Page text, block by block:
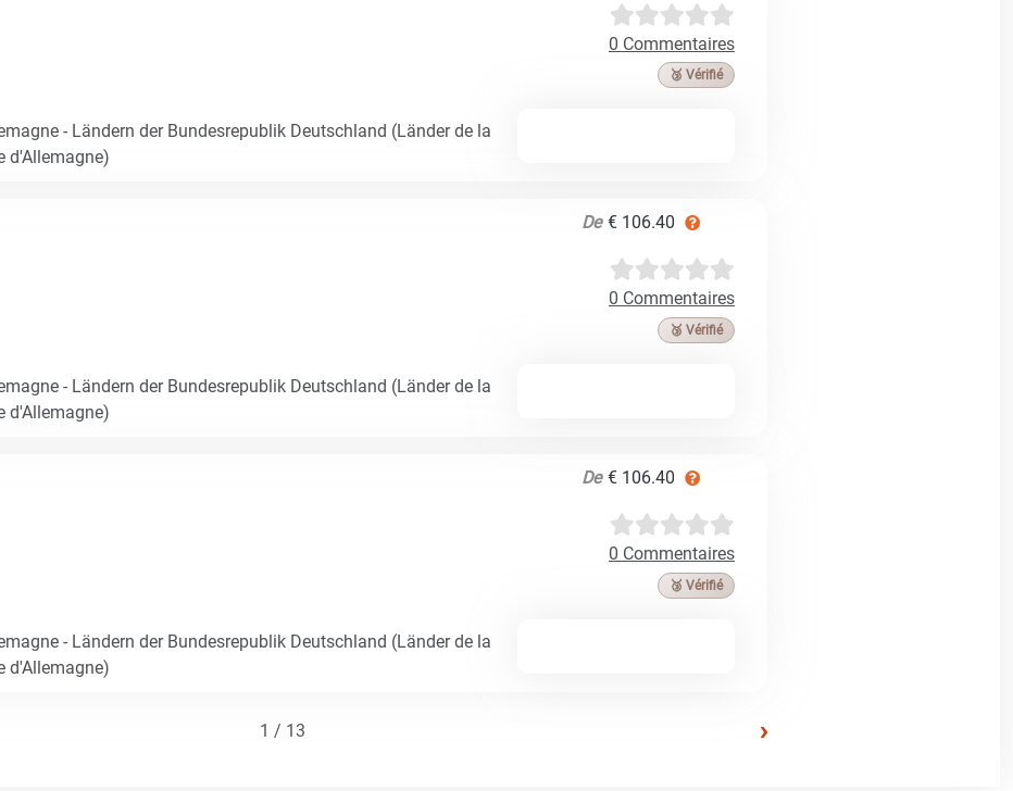
0 Commentaires
🥉 Vérifié
- Ländern der Bundesrepublik Deutschland (Länder de la
d'Allemagne)
De € 106.40
0 Commentaires
🥉 Vérifié
- Ländern der Bundesrepublik Deutschland (Länder de la
d'Allemagne)
De € 106.40
0 Commentaires
🥉 Vérifié
- Ländern der Bundesrepublik Deutschland (Länder de la
d'Allemagne)
1 / 13 ›